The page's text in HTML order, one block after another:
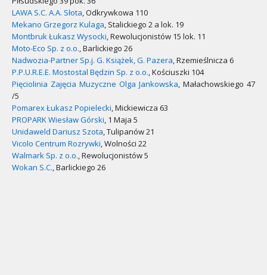
LAWA S.C. A.A. Słota, Odkrywkowa 110
Mekano Grzegorz Kulaga, Stalickiego 2 a lok. 19
Montbruk Łukasz Wysocki, Rewolucjonistów 15 lok. 11
Moto-Eco Sp. z o.o., Barlickiego 26
Nadwozia-Partner Sp.j. G. Książek, G. Pazera, Rzemieślnicza 6
P.P.U.R.E.E. Mostostal Będzin Sp. z o.o., Kościuszki 104
Pięciolinia Zajęcia Muzyczne Olga Jankowska, Małachowskiego 47
/5
Pomarex Łukasz Popielecki, Mickiewicza 63
PROPARK Wiesław Górski, 1 Maja 5
Unidaweld Dariusz Szota, Tulipanów 21
Vicolo Centrum Rozrywki, Wolności 22
Walmark Sp. z o.o., Rewolucjonistów 5
Wokan S.C., Barlickiego 26